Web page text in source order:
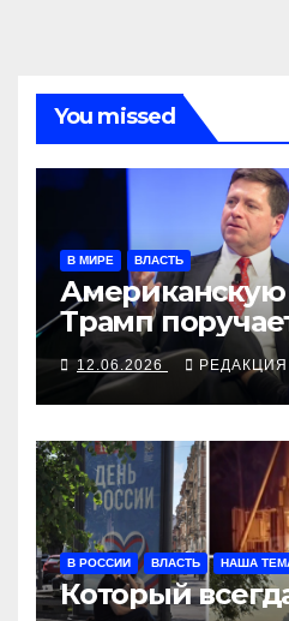
You missed
В МИРЕ ВЛАСТЬ
Американскую
Трамп
специалисту
бумагам
12.06.2026 РЕДАКЦИЯ
В РОССИИ ВЛАСТЬ НАША
Который